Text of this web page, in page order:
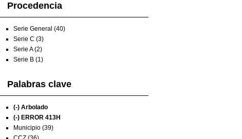
Procedencia
Serie General (40)
Serie C (3)
Serie A (2)
Serie B (1)
Palabras clave
(-) Arbolado
(-) ERROR 413H
Municipio (39)